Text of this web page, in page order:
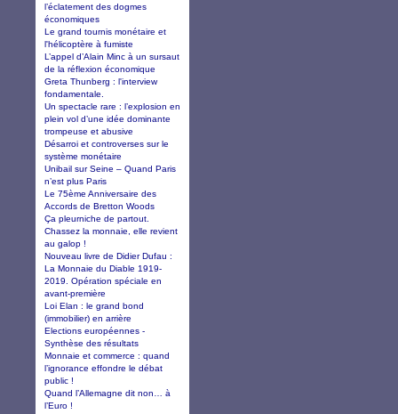
l’éclatement des dogmes
économiques
Le grand tournis monétaire et
l'hélicoptère à fumiste
L’appel d’Alain Minc à un sursaut
de la réflexion économique
Greta Thunberg : l'interview
fondamentale.
Un spectacle rare : l’explosion en
plein vol d’une idée dominante
trompeuse et abusive
Désarroi et controverses sur le
système monétaire
Unibail sur Seine – Quand Paris
n’est plus Paris
Le 75ème Anniversaire des
Accords de Bretton Woods
Ça pleurniche de partout.
Chassez la monnaie, elle revient
au galop !
Nouveau livre de Didier Dufau :
La Monnaie du Diable 1919-
2019. Opération spéciale en
avant-première
Loi Elan : le grand bond
(immobilier) en arrière
Elections européennes -
Synthèse des résultats
Monnaie et commerce : quand
l’ignorance effondre le débat
public !
Quand l’Allemagne dit non… à
l’Euro !